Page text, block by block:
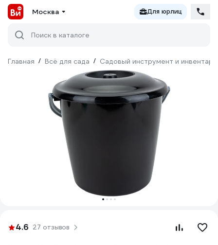
Москва Для юрлиц
Поиск в каталоге
Главная / Всё для сада / Садовый инструмент и инвентарь
4.6 27 отзывов